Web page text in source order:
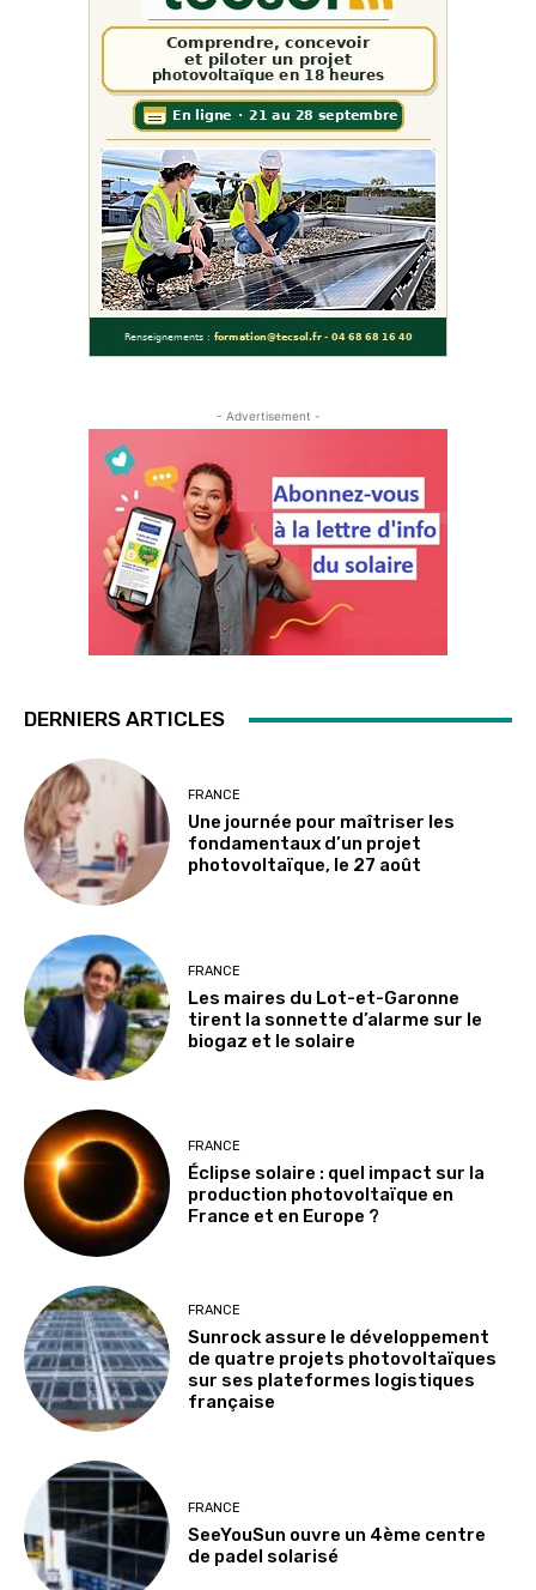
- Advertisement -
DERNIERS ARTICLES
FRANCE
Une journée pour maîtriser les
fondamentaux d’un projet
photovoltaïque, le 27 août
FRANCE
Les maires du Lot-et-Garonne
tirent la sonnette d’alarme sur le
biogaz et le solaire
FRANCE
Éclipse solaire : quel impact sur la
production photovoltaïque en
France et en Europe ?
FRANCE
Sunrock assure le développement
de quatre projets photovoltaïques
sur ses plateformes logistiques
française
FRANCE
SeeYouSun ouvre un 4ème centre
de padel solarisé